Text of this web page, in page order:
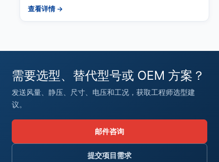
查看详情 →
需要选型、替代型号或 OEM 方案？
发送风量、静压、尺寸、电压和工况，获取工程师选型建
议。
邮件咨询
提交项目需求